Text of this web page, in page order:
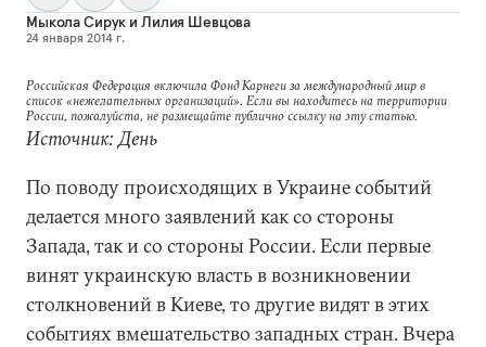
Мыкола Сирук и Лилия Шевцова
24 января 2014 г.
Российская Федерация включила Фонд Карнеги за международный мир в
список «нежелательных организаций». Если вы находитесь на территории
России, пожалуйста, не размещайте публично ссылку на эту статью.
Источник: День
По поводу происходящих в Украине событий
делается много заявлений как со стороны
Запада, так и со стороны России. Если первые
винят украинскую власть в возникновении
столкновений в Киеве, то другие видят в этих
событиях вмешательство западных стран. Вчера